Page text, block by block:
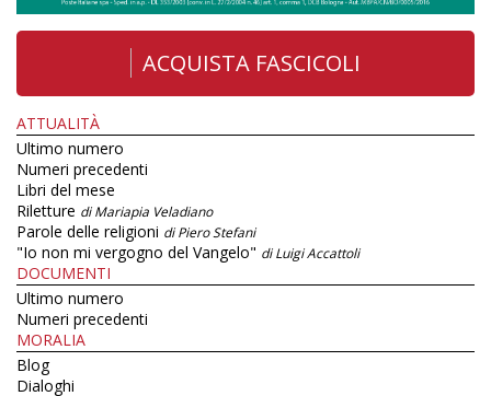
ACQUISTA FASCICOLI
ATTUALITÀ
Ultimo numero
Numeri precedenti
Libri del mese
Riletture di Mariapia Veladiano
Parole delle religioni di Piero Stefani
"Io non mi vergogno del Vangelo" di Luigi Accattoli
DOCUMENTI
Ultimo numero
Numeri precedenti
MORALIA
Blog
Dialoghi